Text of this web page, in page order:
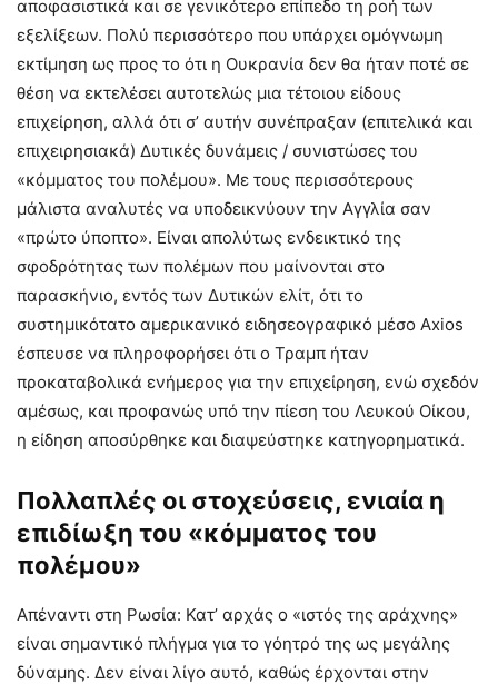
αποφασιστικά και σε γενικότερο επίπεδο τη ροή των
εξελίξεων. Πολύ περισσότερο που υπάρχει ομόγνωμη
εκτίμηση ως προς το ότι η Ουκρανία δεν θα ήταν ποτέ σε
θέση να εκτελέσει αυτοτελώς μια τέτοιου είδους
επιχείρηση, αλλά ότι σ’ αυτήν συνέπραξαν (επιτελικά και
επιχειρησιακά) Δυτικές δυνάμεις / συνιστώσες του
«κόμματος του πολέμου». Με τους περισσότερους
μάλιστα αναλυτές να υποδεικνύουν την Αγγλία σαν
«πρώτο ύποπτο». Είναι απολύτως ενδεικτικό της
σφοδρότητας των πολέμων που μαίνονται στο
παρασκήνιο, εντός των Δυτικών ελίτ, ότι το
συστημικότατο αμερικανικό ειδησεογραφικό μέσο Axios
έσπευσε να πληροφορήσει ότι ο Τραμπ ήταν
προκαταβολικά ενήμερος για την επιχείρηση, ενώ σχεδόν
αμέσως, και προφανώς υπό την πίεση του Λευκού Οίκου,
η είδηση αποσύρθηκε και διαψεύστηκε κατηγορηματικά.
Πολλαπλές οι στοχεύσεις, ενιαία η
επιδίωξη του «κόμματος του
πολέμου»
Απέναντι στη Ρωσία: Κατ’ αρχάς ο «ιστός της αράχνης»
είναι σημαντικό πλήγμα για το γόητρό της ως μεγάλης
δύναμης. Δεν είναι λίγο αυτό, καθώς έρχονται στην